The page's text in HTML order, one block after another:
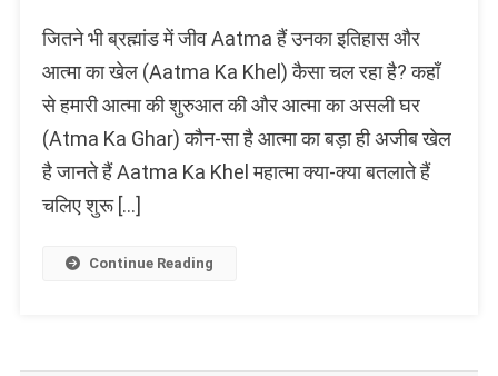
Ka
Khel
इतिहास
जाने
जीवात्मा
जितने भी ब्रह्मांड में जीव Aatma हैं उनका इतिहास और
आत्मा का खेल (Aatma Ka Khel) कैसा चल रहा है? कहाँ
से हमारी आत्मा की शुरुआत की और आत्मा का असली घर
(Atma Ka Ghar) कौन-सा है आत्मा का बड़ा ही अजीब खेल
है जानते हैं Aatma Ka Khel महात्मा क्या-क्या बतलाते हैं
चलिए शुरू […]
Continue Reading